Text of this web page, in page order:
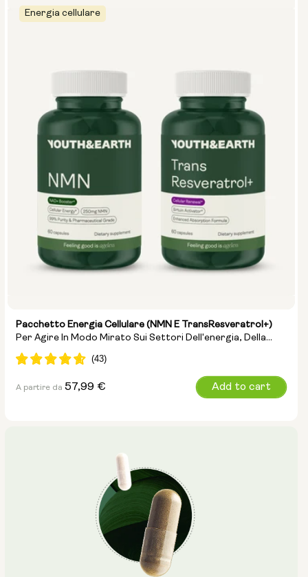
Energia cellulare
Pacchetto Energia Cellulare (NMN E TransResveratrol+)
Per Agire In Modo Mirato Sui Settori Dell'energia, Della
Riparazione Del DNA E Dell'anti-Invecchiamento
NMN 250 mg e Preservage NMN 500 mg e Preservage
Prezzo
A partire da 57,99 € Add to cart